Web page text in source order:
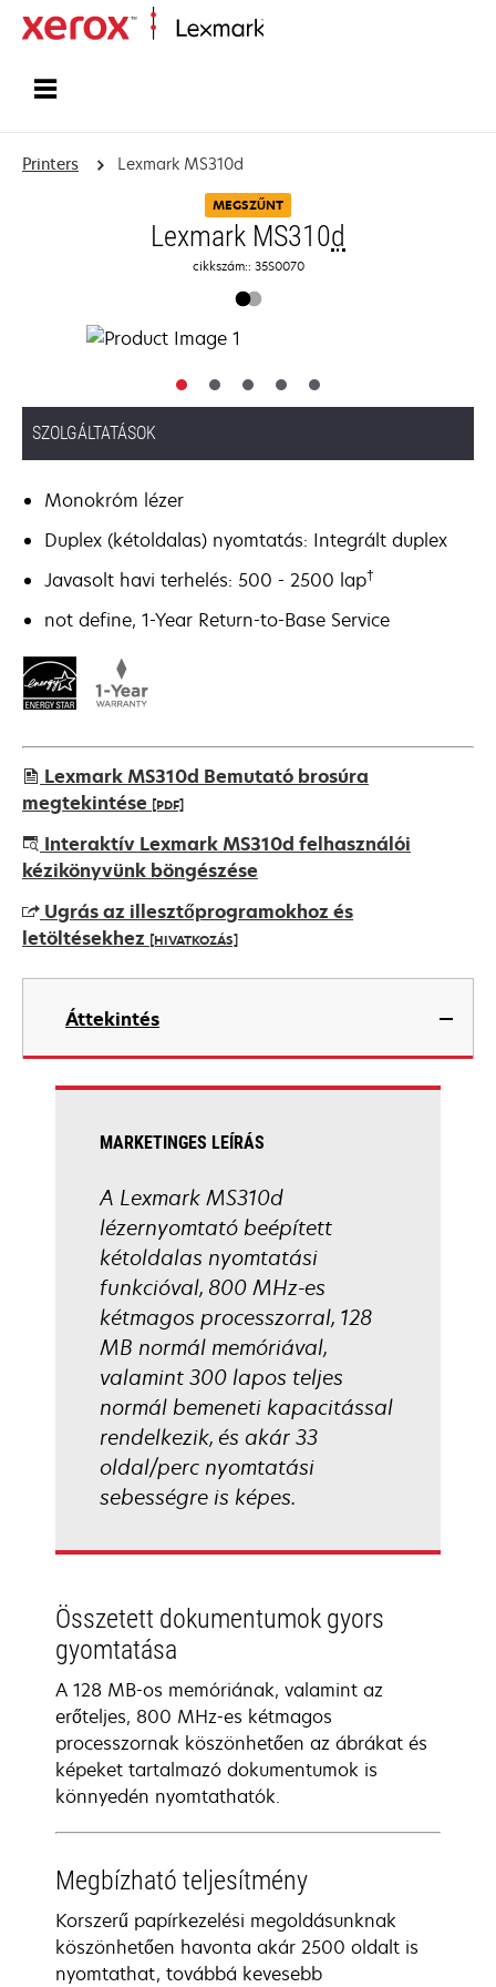
Printers Lexmark MS310d
MEGSZŰNT
Lexmark MS310d
cikkszám:: 35S0070
SZOLGÁLTATÁSOK
Monokróm lézer
Duplex (kétoldalas) nyomtatás: Integrált duplex
Javasolt havi terhelés: 500 - 2500 lap†
not define, 1-Year Return-to-Base Service
Lexmark MS310d Bemutató brosúra
megtekintése [PDF]
opens
in
new
tab
Interaktív Lexmark MS310d felhasználói
kézikönyvünk böngészése
Ugrás az illesztőprogramokhoz és
letöltésekhez [HIVATKOZÁS]
opens
new
Áttekintés
MARKETINGES LEÍRÁS
A Lexmark MS310d
lézernyomtató beépített
kétoldalas nyomtatási
funkcióval, 800 MHz-es
kétmagos processzorral, 128
MB normál memóriával,
valamint 300 lapos teljes
normál bemeneti kapacitással
rendelkezik, és akár 33
oldal/perc nyomtatási
sebességre is képes.
Összetett dokumentumok gyors
gyomtatása
A 128 MB-os memóriának, valamint az
erőteljes, 800 MHz-es kétmagos
processzornak köszönhetően az ábrákat és
képeket tartalmazó dokumentumok is
könnyedén nyomtathatók.
Megbízható teljesítmény
Korszerű papírkezelési megoldásunknak
köszönhetően havonta akár 2500 oldalt is
nyomtathat, továbbá kevesebb